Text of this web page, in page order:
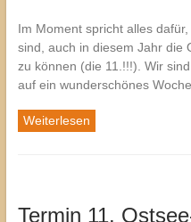
Im Moment spricht alles
sind, auch in diesem Jahr die
zu können (die 11.!!!). Wir
auf ein wunderschönes
Weiterlesen
Termin 11.